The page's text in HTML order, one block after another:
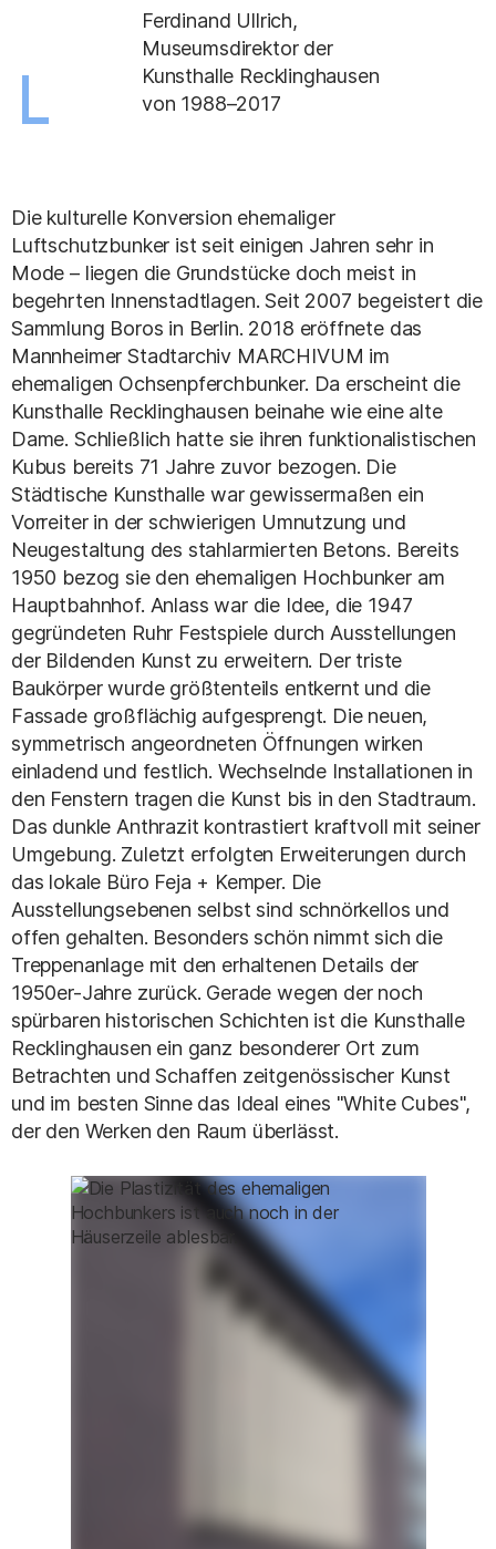
Ferdinand Ullrich,
Museumsdirektor der
Kunsthalle Recklinghausen
von 1988–2017
Die kulturelle Konversion ehemaliger
Luftschutzbunker ist seit einigen Jahren sehr in
Mode – liegen die Grundstücke doch meist in
begehrten Innenstadtlagen. Seit 2007 begeistert die
Sammlung Boros in Berlin. 2018 eröffnete das
Mannheimer Stadtarchiv MARCHIVUM im
ehemaligen Ochsenpferchbunker. Da erscheint die
Kunsthalle Recklinghausen beinahe wie eine alte
Dame. Schließlich hatte sie ihren funktionalistischen
Kubus bereits 71 Jahre zuvor bezogen. Die
Städtische Kunsthalle war gewissermaßen ein
Vorreiter in der schwierigen Umnutzung und
Neugestaltung des stahlarmierten Betons. Bereits
1950 bezog sie den ehemaligen Hochbunker am
Hauptbahnhof. Anlass war die Idee, die 1947
gegründeten Ruhr Festspiele durch Ausstellungen
der Bildenden Kunst zu erweitern. Der triste
Baukörper wurde größtenteils entkernt und die
Fassade großflächig aufgesprengt. Die neuen,
symmetrisch angeordneten Öffnungen wirken
einladend und festlich. Wechselnde Installationen in
den Fenstern tragen die Kunst bis in den Stadtraum.
Das dunkle Anthrazit kontrastiert kraftvoll mit seiner
Umgebung. Zuletzt erfolgten Erweiterungen durch
das lokale Büro Feja + Kemper. Die
Ausstellungsebenen selbst sind schnörkellos und
offen gehalten. Besonders schön nimmt sich die
Treppenanlage mit den erhaltenen Details der
1950er-Jahre zurück. Gerade wegen der noch
spürbaren historischen Schichten ist die Kunsthalle
Recklinghausen ein ganz besonderer Ort zum
Betrachten und Schaffen zeitgenössischer Kunst
und im besten Sinne das Ideal eines "White Cubes",
der den Werken den Raum überlässt.